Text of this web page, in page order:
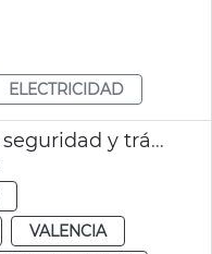
ELECTRICIDAD
Dispositivo especial de seguridad y tráfico por el Medio Maratón 2025
VALENCIA